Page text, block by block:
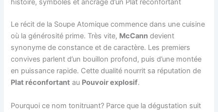
histoire, symboles et ancrage d’un Plat réconfortant
Le récit de la Soupe Atomique commence dans une cuisine
où la générosité prime. Très vite, McCann devient
synonyme de constance et de caractère. Les premiers
convives parlent d’un bouillon profond, puis d’une montée
en puissance rapide. Cette dualité nourrit sa réputation de
Plat réconfortant au Pouvoir explosif.
Pourquoi ce nom tonitruant? Parce que la dégustation suit